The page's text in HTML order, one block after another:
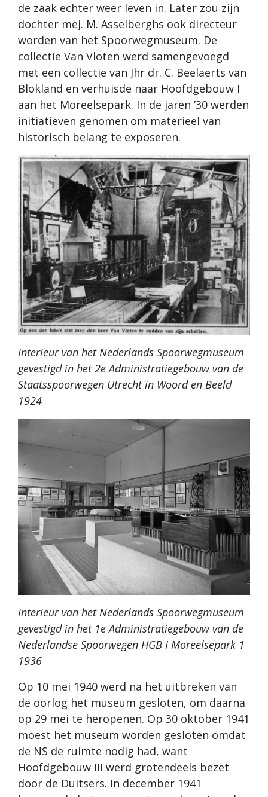
de zaak echter weer leven in. Later zou zijn
dochter mej. M. Asselberghs ook directeur
worden van het Spoorwegmuseum. De
collectie Van Vloten werd samengevoegd
met een collectie van Jhr dr. C. Beelaerts van
Blokland en verhuisde naar Hoofdgebouw I
aan het Moreelsepark. In de jaren ’30 werden
initiatieven genomen om materieel van
historisch belang te exposeren.
Interieur van het Nederlands Spoorwegmuseum
gevestigd in het 2e Administratiegebouw van de
Staatsspoorwegen Utrecht in Woord en Beeld
1924
Interieur van het Nederlands Spoorwegmuseum
gevestigd in het 1e Administratiegebouw van de
Nederlandse Spoorwegen HGB I Moreelsepark 1
1936
Op 10 mei 1940 werd na het uitbreken van
de oorlog het museum gesloten, om daarna
op 29 mei te heropenen. Op 30 oktober 1941
moest het museum worden gesloten omdat
de NS de ruimte nodig had, want
Hoofdgebouw III werd grotendeels bezet
door de Duitsers. In december 1941